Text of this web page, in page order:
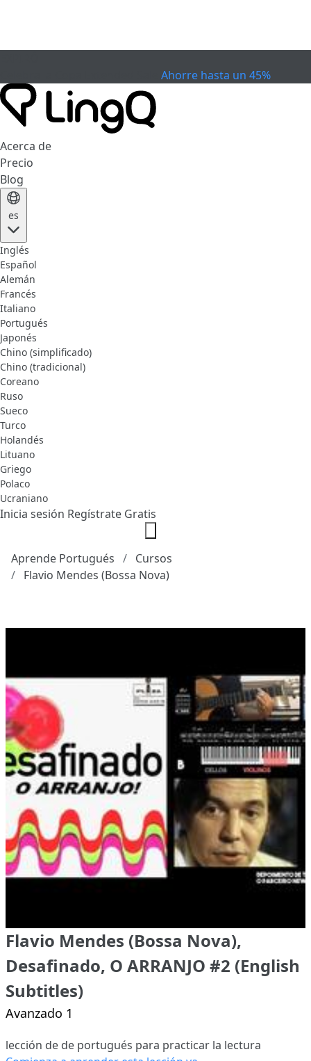
Ahorre hasta un 45%
Acerca de
Precio
Blog
es
Inglés
Español
Alemán
Francés
Italiano
Portugués
Japonés
Chino (simplificado)
Chino (tradicional)
Coreano
Ruso
Sueco
Turco
Holandés
Lituano
Griego
Polaco
Ucraniano
Inicia sesión Regístrate Gratis
Aprende Portugués
Cursos
Flavio Mendes (Bossa Nova)
Flavio Mendes (Bossa Nova),
Desafinado, O ARRANJO #2 (English
Subtitles)
Avanzado 1
lección de de portugués para practicar la lectura